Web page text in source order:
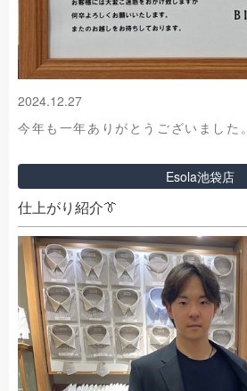
2024.12.27
今年も一年ありがとうございました。
Esola池袋店
仕上がり紹介👔